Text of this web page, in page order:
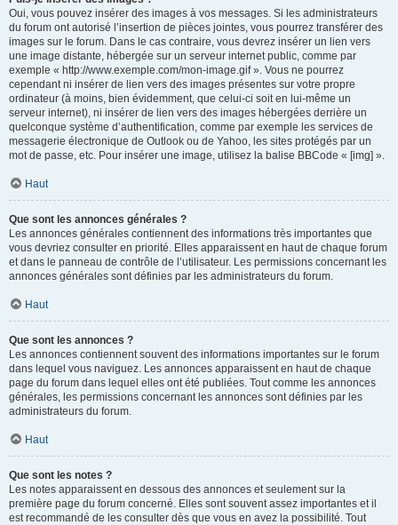
Oui, vous pouvez insérer des images à vos messages. Si les administrateurs
du forum ont autorisé l’insertion de pièces jointes, vous pourrez transférer des
images sur le forum. Dans le cas contraire, vous devrez insérer un lien vers
une image distante, hébergée sur un serveur internet public, comme par
exemple « http://www.exemple.com/mon-image.gif ». Vous ne pourrez
cependant ni insérer de lien vers des images présentes sur votre propre
ordinateur (à moins, bien évidemment, que celui-ci soit en lui-même un
serveur internet), ni insérer de lien vers des images hébergées derrière un
quelconque système d’authentification, comme par exemple les services de
messagerie électronique de Outlook ou de Yahoo, les sites protégés par un
mot de passe, etc. Pour insérer une image, utilisez la balise BBCode « [img] ».
Haut
Que sont les annonces générales ?
Les annonces générales contiennent des informations très importantes que
vous devriez consulter en priorité. Elles apparaissent en haut de chaque forum
et dans le panneau de contrôle de l’utilisateur. Les permissions concernant les
annonces générales sont définies par les administrateurs du forum.
Haut
Que sont les annonces ?
Les annonces contiennent souvent des informations importantes sur le forum
dans lequel vous naviguez. Les annonces apparaissent en haut de chaque
page du forum dans lequel elles ont été publiées. Tout comme les annonces
générales, les permissions concernant les annonces sont définies par les
administrateurs du forum.
Haut
Que sont les notes ?
Les notes apparaissent en dessous des annonces et seulement sur la
première page du forum concerné. Elles sont souvent assez importantes et il
est recommandé de les consulter dès que vous en avez la possibilité. Tout